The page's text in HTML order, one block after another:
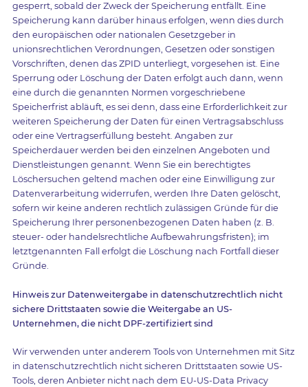
gesperrt, sobald der Zweck der Speicherung entfällt. Eine
Speicherung kann darüber hinaus erfolgen, wenn dies durch
den europäischen oder nationalen Gesetzgeber in
unionsrechtlichen Verordnungen, Gesetzen oder sonstigen
Vorschriften, denen das ZPID unterliegt, vorgesehen ist. Eine
Sperrung oder Löschung der Daten erfolgt auch dann, wenn
eine durch die genannten Normen vorgeschriebene
Speicherfrist abläuft, es sei denn, dass eine Erforderlichkeit zur
weiteren Speicherung der Daten für einen Vertragsabschluss
oder eine Vertragserfüllung besteht. Angaben zur
Speicherdauer werden bei den einzelnen Angeboten und
Dienstleistungen genannt. Wenn Sie ein berechtigtes
Löschersuchen geltend machen oder eine Einwilligung zur
Datenverarbeitung widerrufen, werden Ihre Daten gelöscht,
sofern wir keine anderen rechtlich zulässigen Gründe für die
Speicherung Ihrer personenbezogenen Daten haben (z. B.
steuer- oder handelsrechtliche Aufbewahrungsfristen); im
letztgenannten Fall erfolgt die Löschung nach Fortfall dieser
Gründe.
Hinweis zur Datenweitergabe in datenschutzrechtlich nicht
sichere Drittstaaten sowie die Weitergabe an US-
Unternehmen, die nicht DPF-zertifiziert sind
Wir verwenden unter anderem Tools von Unternehmen mit Sitz
in datenschutzrechtlich nicht sicheren Drittstaaten sowie US-
Tools, deren Anbieter nicht nach dem EU-US-Data Privacy